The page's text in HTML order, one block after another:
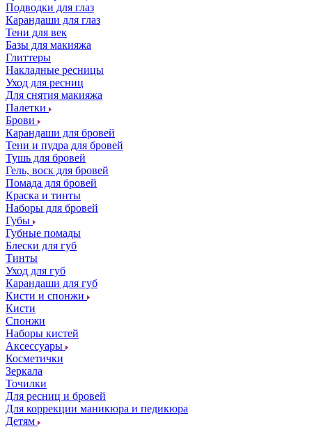
Подводки для глаз
Карандаши для глаз
Тени для век
Базы для макияжа
Глиттеры
Накладные ресницы
Уход для ресниц
Для снятия макияжа
Палетки
Брови
Карандаши для бровей
Тени и пудра для бровей
Тушь для бровей
Гель, воск для бровей
Помада для бровей
Краска и тинты
Наборы для бровей
Губы
Губные помады
Блески для губ
Тинты
Уход для губ
Карандаши для губ
Кисти и спонжи
Кисти
Спонжи
Наборы кистей
Аксессуары
Косметички
Зеркала
Точилки
Для ресниц и бровей
Для коррекции маникюра и педикюра
Детям